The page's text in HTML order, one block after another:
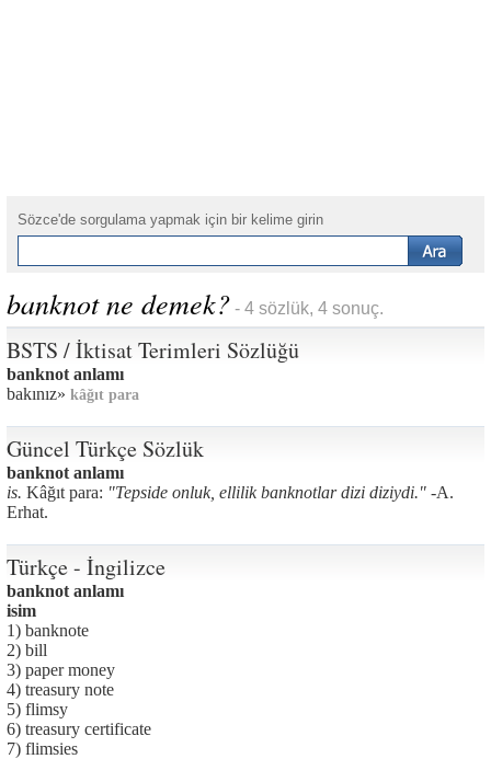
Sözce'de sorgulama yapmak için bir kelime girin
banknot ne demek? - 4 sözlük, 4 sonuç.
BSTS / İktisat Terimleri Sözlüğü
banknot anlamı
bakınız» kâğıt para
Güncel Türkçe Sözlük
banknot anlamı
is. Kâğıt para: "Tepside onluk, ellilik banknotlar dizi diziydi." -A.
Erhat.
Türkçe - İngilizce
banknot anlamı
isim
1) banknote
2) bill
3) paper money
4) treasury note
5) flimsy
6) treasury certificate
7) flimsies